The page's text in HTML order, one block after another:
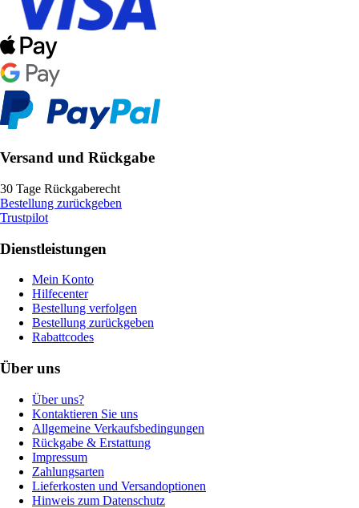
Versand und Rückgabe
30 Tage Rückgaberecht
Bestellung zurückgeben
Trustpilot
Dienstleistungen
Mein Konto
Hilfecenter
Bestellung verfolgen
Bestellung zurückgeben
Rabattcodes
Über uns
Über uns?
Kontaktieren Sie uns
Allgemeine Verkaufsbedingungen
Rückgabe & Erstattung
Impressum
Zahlungsarten
Lieferkosten und Versandoptionen
Hinweis zum Datenschutz